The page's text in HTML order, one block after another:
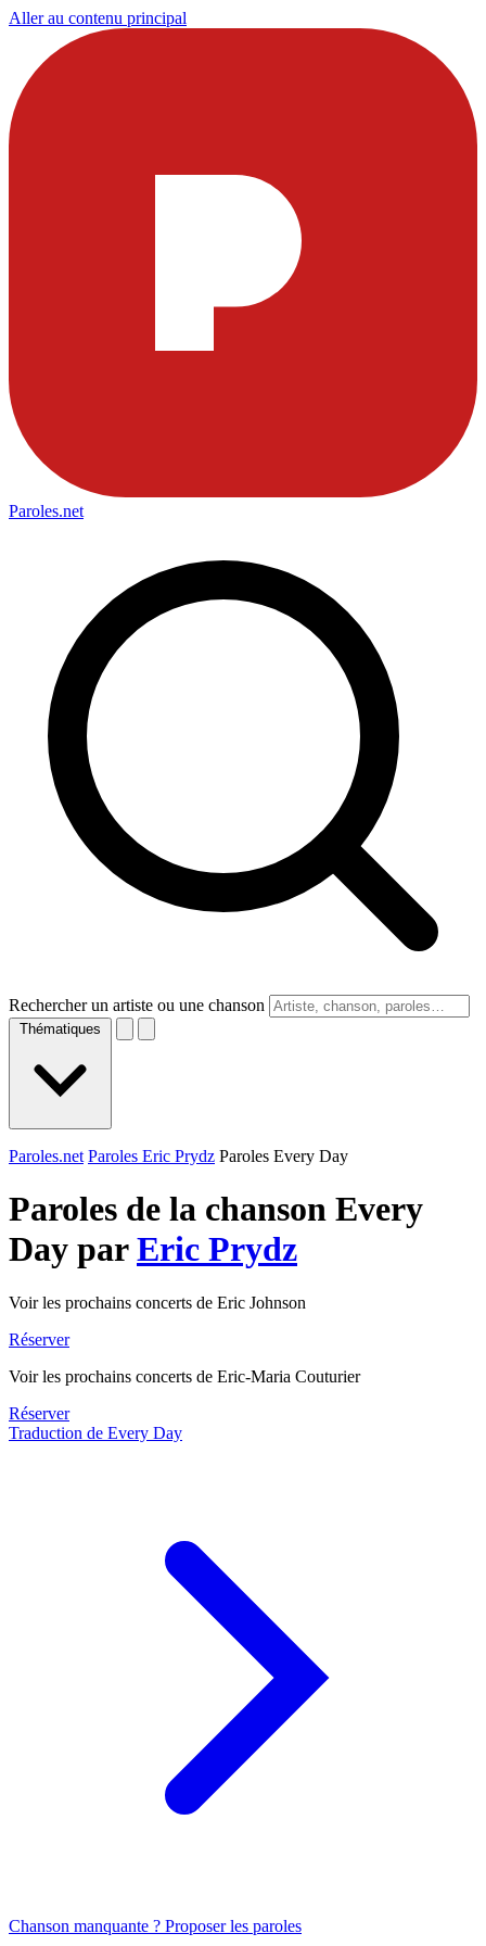
Aller au contenu principal
Paroles.net
Rechercher un artiste ou une chanson
Thématiques
Paroles.net Paroles Eric Prydz Paroles Every Day
Paroles de la chanson Every
Day parEric Prydz
Voir les prochains concerts de Eric Johnson
Réserver
Voir les prochains concerts de Eric-Maria Couturier
Réserver
Traduction de Every Day
Chanson manquante ? Proposer les paroles